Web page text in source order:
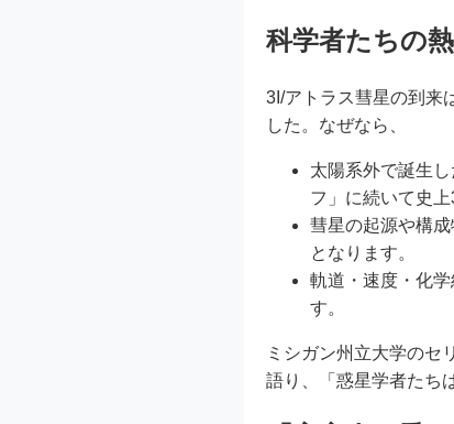
科学者たちの
3I/アトラス彗星の到来
した。なぜなら、
太陽系外で誕生
フ」に続いて史
彗星の起源や構
となります。
軌道・速度・化
す。
ミシガン州立大学のセ
語り、「惑星学者たち